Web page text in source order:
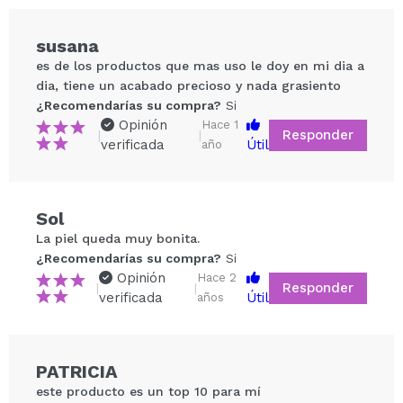
Vegano.
Tu vídeo podría ser el primero. Imagínatelo...
¿Recomendarías su compra? Si No
susana
es de los productos que mas uso le doy en mi dia a
dia, tiene un acabado precioso y nada grasiento
¿Recomendarías su compra? Si
|
Opinión
verificada
|
Hace 1
año
Útil
Responder
Sol
La piel queda muy bonita.
¿Recomendarías su compra? Si
|
Opinión
verificada
|
Hace 2
años
Útil
Responder
PATRICIA
este producto es un top 10 para mí